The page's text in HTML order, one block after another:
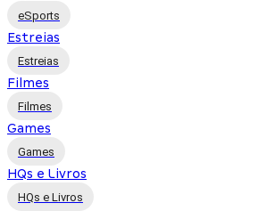
eSports
Estreias
Estreias
Filmes
Filmes
Games
Games
HQs e Livros
HQs e Livros